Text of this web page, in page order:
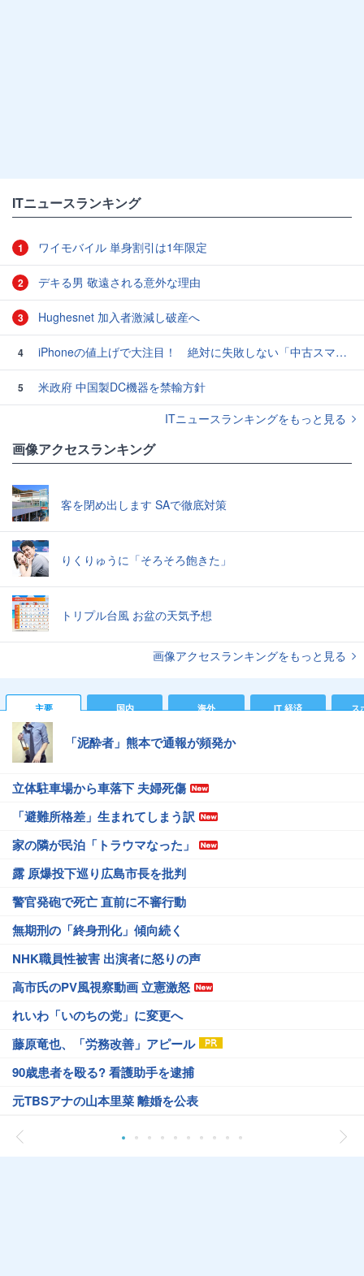
ITニュースランキング
1 ワイモバイル 単身割引は1年限定
2 デキる男 敬遠される意外な理由
3 Hughesnet 加入者激減し破産へ
4 iPhoneの値上げで大注目！ 絶対に失敗しない「中古スマホ」の売り方＆買い方
5
米政府 中国製DC機器を禁輸方針
ITニュースランキングをもっと見る
画像アクセスランキング
客を閉め出します SAで徹底対策
りくりゅうに「そろそろ飽きた」
トリプル台風 お盆の天気予想
画像アクセスランキングをもっと見る
主要 国内 海外 IT 経済 ス
「泥酔者」熊本で通報が頻発か
立体駐車場から車落下 夫婦死傷
「避難所格差」生まれてしまう訳
家の隣が民泊「トラウマなった」
露 原爆投下巡り広島市長を批判
警官発砲で死亡 直前に不審行動
無期刑の「終身刑化」傾向続く
NHK職員性被害 出演者に怒りの声
高市氏のPV風視察動画 立憲激怒
れいわ「いのちの党」に変更へ
藤原竜也、「労務改善」アピール
90歳患者を殴る? 看護助手を逮捕
元TBSアナの山本里菜 離婚を公表